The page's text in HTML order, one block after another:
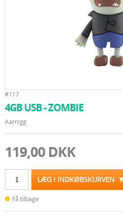
#117
4GB USB - ZOMBIE
Aarrrgg
119,00 DKK
LÆG I INDKØBSKURVEN
Få tilbage